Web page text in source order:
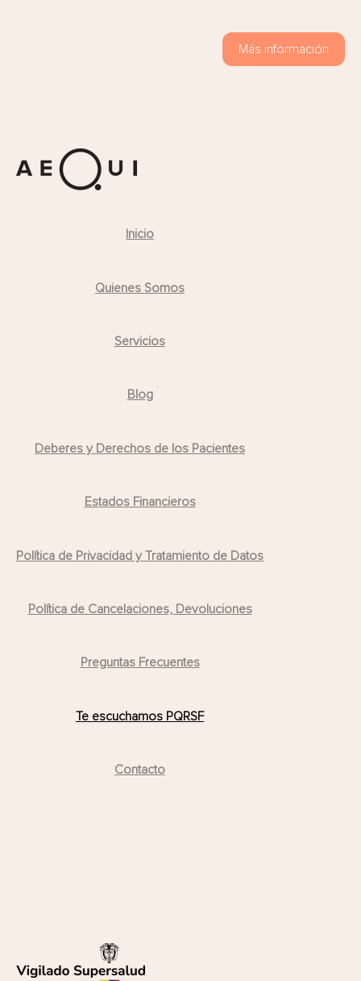
Más información
Inicio
Quienes Somos
Servicios
Blog
Deberes y Derechos de los Pacientes
Estados Financieros
Política de Privacidad y Tratamiento de Datos
Política de Cancelaciones, Devoluciones
Preguntas Frecuentes
Te escuchamos PQRSF
Contacto